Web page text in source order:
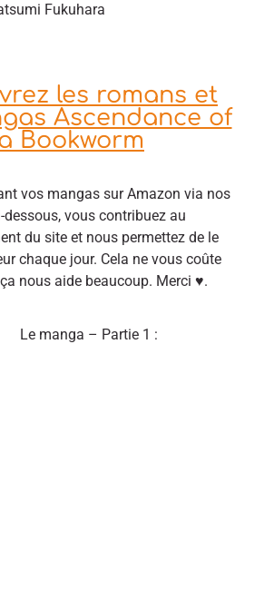
Fukuhara
les romans et
Ascendance of
Bookworm
vos mangas sur Amazon via nos
dessous, vous contribuez au
du site et nous permettez de le
chaque jour. Cela ne vous coûte
nous aide beaucoup. Merci ♥.
Le manga – Partie 1 :